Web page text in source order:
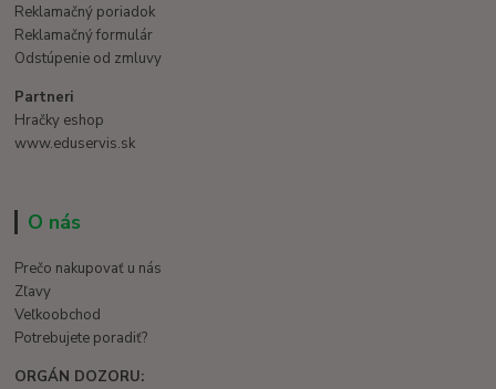
Reklamačný poriadok
Reklamačný formulár
Odstúpenie od zmluvy
Partneri
Hračky eshop
www.eduservis.sk
O nás
Prečo nakupovať u nás
Zľavy
Veľkoobchod
Potrebujete poradiť?
ORGÁN DOZORU: